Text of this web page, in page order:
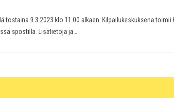
9.3.2023 klo 11.00 alkaen. Kilpailukeskuksena toimii
spostilla. Lisätietoja ja…